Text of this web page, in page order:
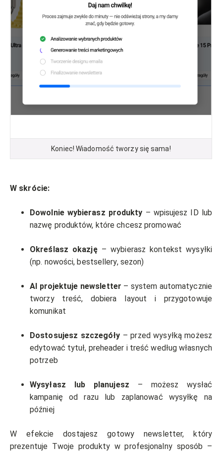
Koniec! Wiadomość tworzy się sama!
W skrócie:
Dowolnie wybierasz produkty – wpisujesz ID lub
nazwę produktów, które chcesz promować
Określasz okazję– wybierasz kontekst wysyłki
(np. nowości, bestsellery, sezon)
AI projektuje newsletter – system automatycznie
tworzy treść, dobiera layout i przygotowuje
komunikat
Dostosujesz szczegóły – przed wysyłką możesz
edytować tytuł, preheader i treść według własnych
potrzeb
Wysyłasz lub planujesz – możesz wysłać
kampanię od razu lub zaplanować wysyłkę na
później
W efekcie dostajesz gotowy newsletter, który
prezentuje Twoje produkty w profesjonalny sposób –